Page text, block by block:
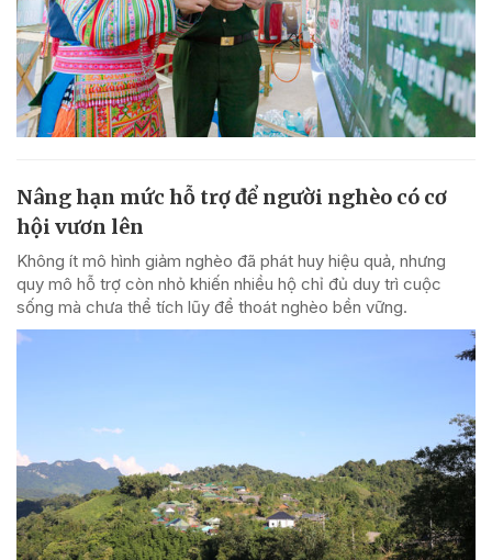
Nâng hạn mức hỗ trợ để người nghèo có cơ
hội vươn lên
Không ít mô hình giảm nghèo đã phát huy hiệu quả, nhưng
quy mô hỗ trợ còn nhỏ khiến nhiều hộ chỉ đủ duy trì cuộc
sống mà chưa thể tích lũy để thoát nghèo bền vững.